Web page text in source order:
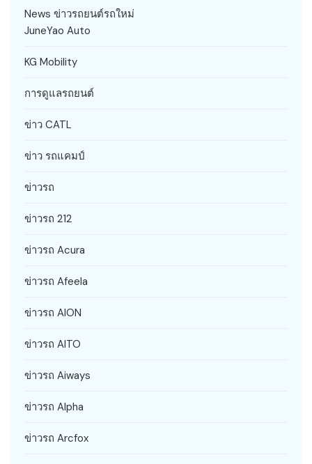
News ข่าวรถยนต์รถใหม่
JuneYao Auto
KG Mobility
การดูแลรถยนต์
ข่าว CATL
ข่าว รถแคมป์
ข่าวรถ
ข่าวรถ 212
ข่าวรถ Acura
ข่าวรถ Afeela
ข่าวรถ AION
ข่าวรถ AITO
ข่าวรถ Aiways
ข่าวรถ Alpha
ข่าวรถ Arcfox